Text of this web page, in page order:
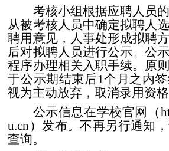
考核小组根据应聘人员
从被考核人员中确定拟聘人
聘用意见，人事处形成拟聘
后对拟聘人员进行公示。公
程序办理相关入职手续。原
于公示期结束后1个月之内
视为主动放弃，取消录用资格
公示信息在学校官网（
u.cn ）发布。不再另行通知
查询。